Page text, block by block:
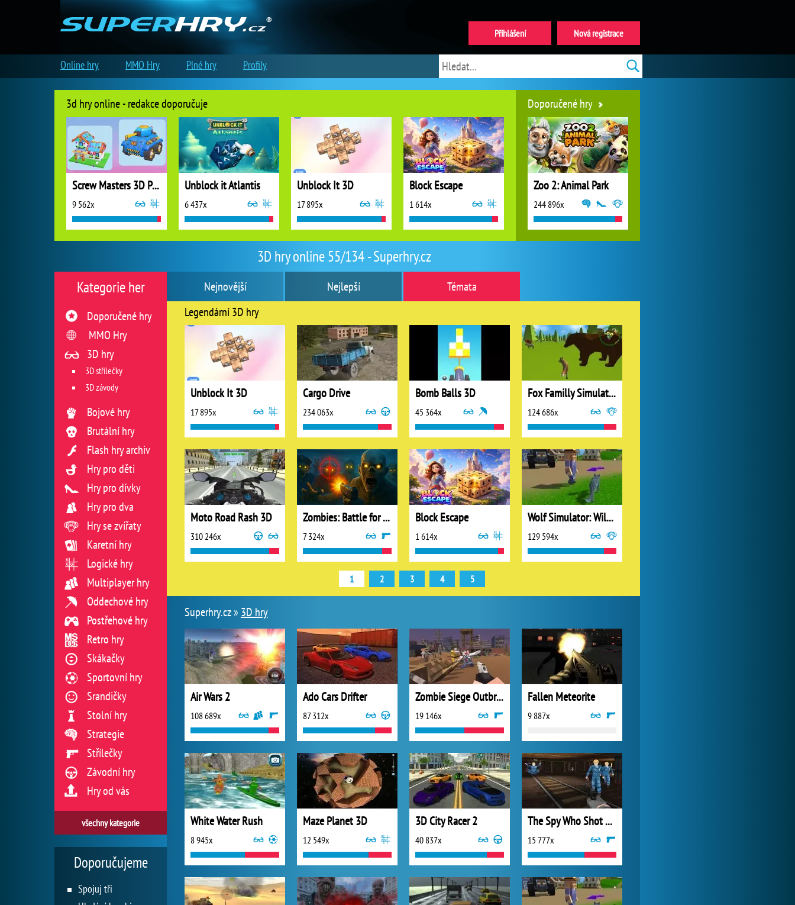
3D hry online 55/134 - Superhry.cz
Nejnovější Nejlepší
Témata
Legendární 3D hry
Unblock It 3D
17 895x
Cargo Drive
234 063x
Bomb Balls 3D
45 364x
Fox Familly Simulator
124 686x
Moto Road Rash 3D
310 246x
Zombies: Battle for Survival
7 324x
Block Escape
1 614x
Wolf Simulator: Wild Animals 3D
129 594x
1 2 3 4 5
Superhry.cz » 3D hry
Air Wars 2
108 689x
Ado Cars Drifter
87 312x
Zombie Siege Outbreak
19 146x
Fallen Meteorite
9 887x
White Water Rush
8 945x
Maze Planet 3D
12 549x
3D City Racer 2
40 837x
The Spy Who Shot Me
15 777x
Kategorie her
Doporučené hry
MMO Hry
3D hry
3D střílečky
3D závody
Bojové hry
Brutální hry
Flash hry archiv
Hry pro děti
Hry pro dívky
Hry pro dva
Hry se zvířaty
Karetní hry
Logické hry
Multiplayer hry
Oddechové hry
Postřehové hry
Retro hry
Skákačky
Sportovní hry
Srandičky
Stolní hry
Strategie
Střílečky
Závodní hry
Hry od vás
všechny kategorie
Doporučujeme
Spojuj tři
3d hry online - redakce doporučuje
Screw Masters 3D Puzzle
9 562x
Unblock it Atlantis
6 437x
Unblock It 3D
17 895x
Block Escape
1 614x
Doporučené hry
Zoo 2: Animal Park
244 896x
1 165 737x
World of Tanks
1 822 531x
Lady Popular
Nová registrace
Přihlášení
Online hry MMO Hry Plné hry Profily